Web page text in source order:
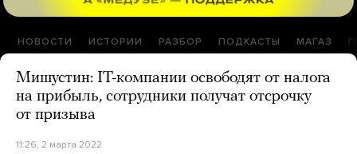
НОВОСТИ ИСТОРИИ РАЗБОР ПОДКАСТЫ МАГАЗ
Мишустин: IT-компании освободят от налога
на прибыль, сотрудники получат отсрочку
от призыва
11:26, 2 марта 2022